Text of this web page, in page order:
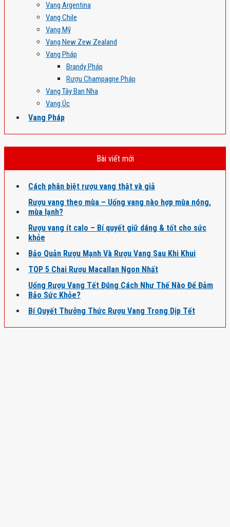
Vang Argentina
Vang Chile
Vang Mỹ
Vang New Zew Zealand
Vang Pháp
Brandy Pháp
Rượu Champagne Pháp
Vang Tây Ban Nha
Vang Úc
Vang Pháp
Bài viết mới
Cách phân biệt rượu vang thật và giả
Rượu vang theo mùa – Uống vang nào hợp mùa nóng,
mùa lạnh?
Rượu vang ít calo – Bí quyết giữ dáng & tốt cho sức
khỏe
Bảo Quản Rượu Mạnh Và Rượu Vang Sau Khi Khui
TOP 5 Chai Rượu Macallan Ngon Nhất
Uống Rượu Vang Tết Đúng Cách Như Thế Nào Để Đảm
Bảo Sức Khỏe?
Bí Quyết Thưởng Thức Rượu Vang Trong Dịp Tết